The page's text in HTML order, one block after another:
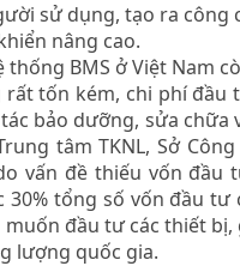
sử dụng, tạo ra
nâng cao.
thống BMS ở Việt Nam
tốn kém, chi phí đầu
bảo dưỡng, sửa
tâm TKNL, Sở
vấn đề thiếu vốn
tổng số vốn đầu
đầu tư các thiết
lượng quốc gia.